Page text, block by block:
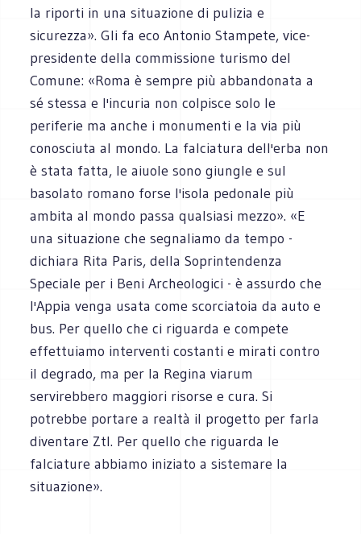
la riporti in una situazione di pulizia e
sicurezza». Gli fa eco Antonio Stampete, vice-
presidente della commissione turismo del
Comune: «Roma è sempre più abbandonata a
sé stessa e l'incuria non colpisce solo le
periferie ma anche i monumenti e la via più
conosciuta al mondo. La falciatura dell'erba non
è stata fatta, le aiuole sono giungle e sul
basolato romano forse l'isola pedonale più
ambita al mondo passa qualsiasi mezzo». «E
una situazione che segnaliamo da tempo -
dichiara Rita Paris, della Soprintendenza
Speciale per i Beni Archeologici - è assurdo che
l'Appia venga usata come scorciatoia da auto e
bus. Per quello che ci riguarda e compete
effettuiamo interventi costanti e mirati contro
il degrado, ma per la Regina viarum
servirebbero maggiori risorse e cura. Si
potrebbe portare a realtà il progetto per farla
diventare Ztl. Per quello che riguarda le
falciature abbiamo iniziato a sistemare la
situazione».